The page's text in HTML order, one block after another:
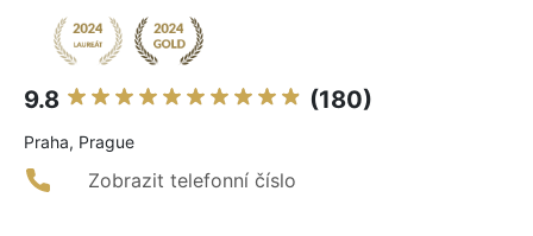
9.8 (180)
Praha, Prague
Zobrazit telefonní číslo